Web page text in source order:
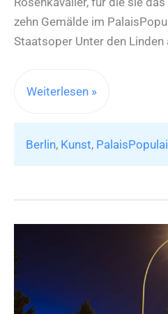
zehn Gemälde im
Staatsoper Unter den Linden
Xenia
will
have
happy
PalaisPopulaire,
Weiterlesen »
Berlin, Kunst,